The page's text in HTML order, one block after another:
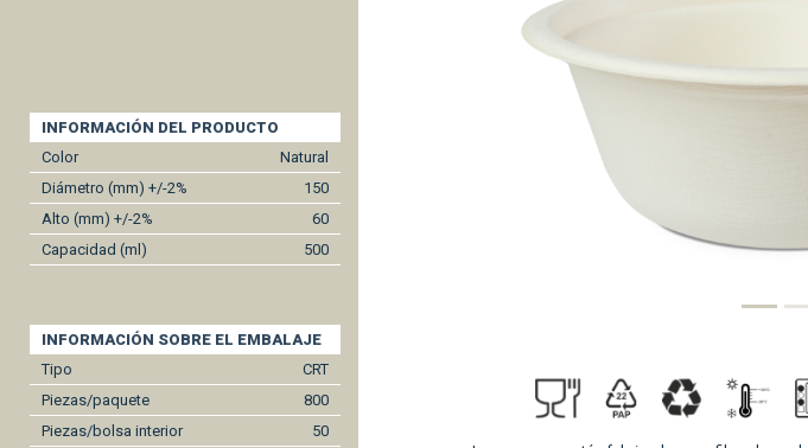
INFORMACIÓN DEL PRODUCTO
Color
Natural
Diámetro (mm) +/-2%
150
Alto (mm) +/-2%
60
Capacidad (ml)
500
INFORMACIÓN SOBRE EL EMBALAJE
Tipo
CRT
Piezas/paquete
800
Piezas/bolsa interior
50